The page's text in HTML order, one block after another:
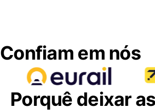
Confiam em nós
Porquê deixar